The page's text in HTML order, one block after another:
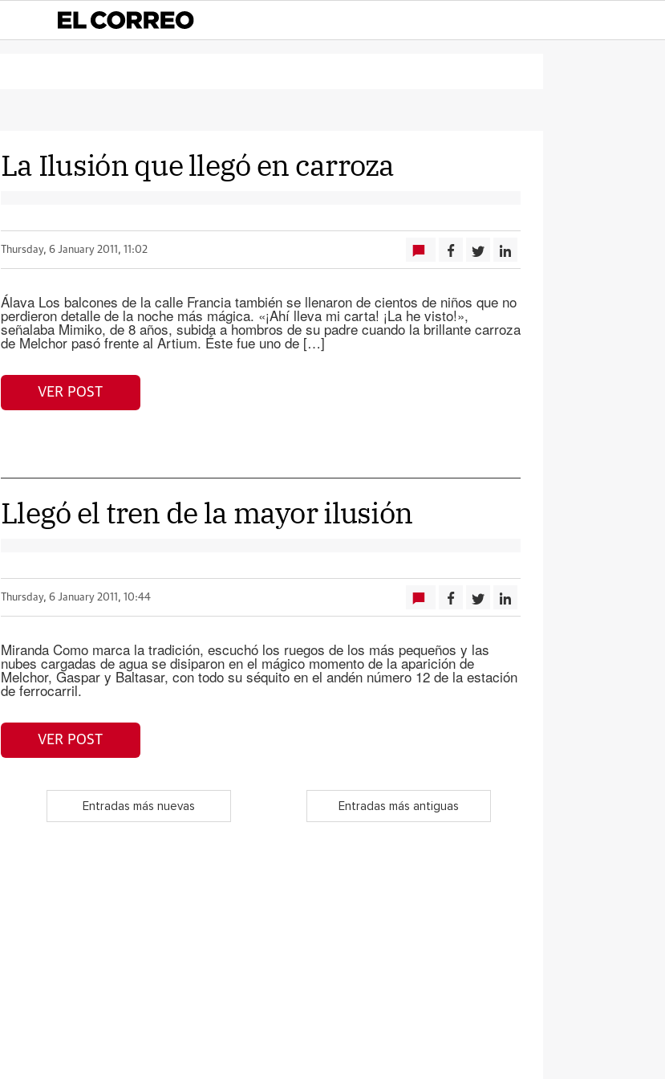
La Ilusión que llegó en carroza
Thursday, 6 January 2011, 11:02
Álava Los balcones de la calle Francia también se llenaron de cientos de niños que no
perdieron detalle de la noche más mágica. «¡Ahí lleva mi carta! ¡La he visto!»,
señalaba Mimiko, de 8 años, subida a hombros de su padre cuando la brillante carroza
de Melchor pasó frente al Artium. Éste fue uno de […]
VER POST
Llegó el tren de la mayor ilusión
Thursday, 6 January 2011, 10:44
Miranda Como marca la tradición, escuchó los ruegos de los más pequeños y las
nubes cargadas de agua se disiparon en el mágico momento de la aparición de
Melchor, Gaspar y Baltasar, con todo su séquito en el andén número 12 de la estación
de ferrocarril.
VER POST
Entradas más nuevas Entradas más antiguas